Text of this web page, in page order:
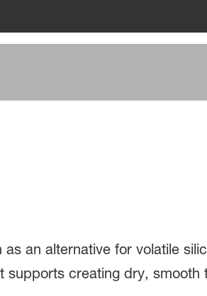
an alternative for volatile
supports creating dry,